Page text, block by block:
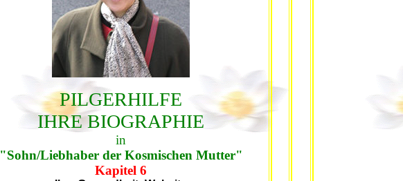
PILGERHILFE
IHRE BIOGRAPHIE
in
"Sohn/Liebhaber der Kosmischen Mutter"
Kapitel 6